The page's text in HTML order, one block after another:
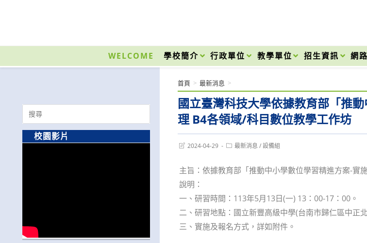
內
WELCOME 學校簡介 行政單位 教學單位 招生資訊 網
國立臺灣科技大學依據教育部「推
理 B4各領域/科目數位教學工作坊
首頁 > 最新消息 >
Post2024-04-29
Post最新消息 / 設備組
主旨：依據教育部「推動中小學數位學習精進方案-實
說明：
一、研習時間：113年5月13日(一) 13：00-17：00。
二、研習地點：國立新豐高級中學(台南市歸仁區中正
三、實施及報名方式，詳如附件。
Search
for:
校園影片